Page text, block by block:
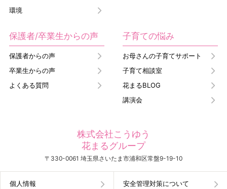
環境
保護者/卒業生からの声
保護者からの声
卒業生からの声
よくある質問
子育ての悩み
お母さんの子育てサポート
子育て相談室
花まるBLOG
講演会
株式会社こうゆう
花まるグループ
〒330-0061 埼玉県さいたま市浦和区常盤9-19-10
個人情報 安全管理対策について